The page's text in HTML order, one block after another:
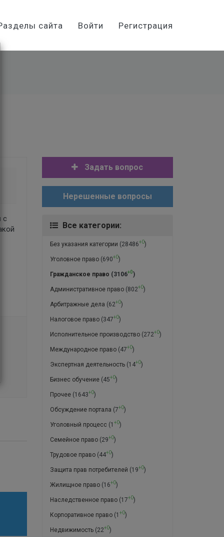
сайта Войти Регистрация
с
Задать вопрос
Нерешенные вопросы
Все категории:
Без указания категории (28486+0)
Уголовное право(690+0)
Гражданское право (3106+0)
Административное право(802+0)
Арбитражные дела (62+0)
Налоговое право(347+0)
Исполнительное производство(272+0)
Международное право(47+0)
Экспертная деятельность(14+0)
Бизнес обучение(45+0)
Прочее(1643+0)
Обсуждение портала (7+0)
Уголовный процесс (1 +0)
Семейное право(29+0)
Трудовое право(44+0)
Защита прав потребителей (19+0)
Жилищное право(16+0)
Наследственное право(17+0)
Корпоративное право(1 +0)
Недвижимость(22+0)